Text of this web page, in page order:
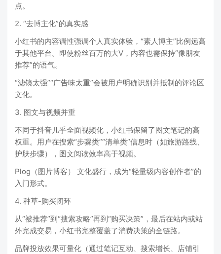
点。
2. “去博主化”的真实感
小红书的内容调性强调个人真实体验，“素人博主”比例远高
于其他平台。即使粉丝百万的大V，内容也需保持“像朋友
推荐”的语气。
“滤镜太强”“广告味太重”会被用户明确识别并抵制的评论区
文化。
3. 图文与视频并重
不同于抖音几乎全面视频化，小红书保留了图文笔记的高
权重。用户在搜索“步骤类”“清单类”信息时（如旅游路线、
护肤步骤），图文阅读效率高于视频。
Plog（图片博客） 文化盛行，成为“轻量级内容创作者”的
入门形式。
4. 种草-购买闭环
从“被推荐”到“搜索攻略”再到“购买决策”，最后在站内或站
外完成交易，小红书完整覆盖了消费决策的全链路。
品牌投放效果可量化（通过笔记互动、搜索增长、店铺引